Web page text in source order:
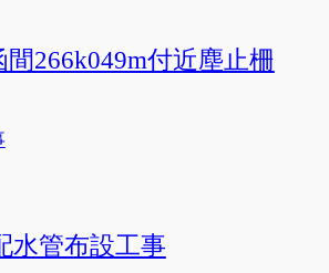
266k049m付近塵止柵
水管布設工事